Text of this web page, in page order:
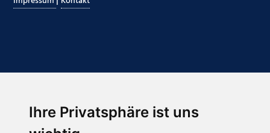
Ihre Privatsphäre ist uns
Abonnieren Sie unseren Newsletter